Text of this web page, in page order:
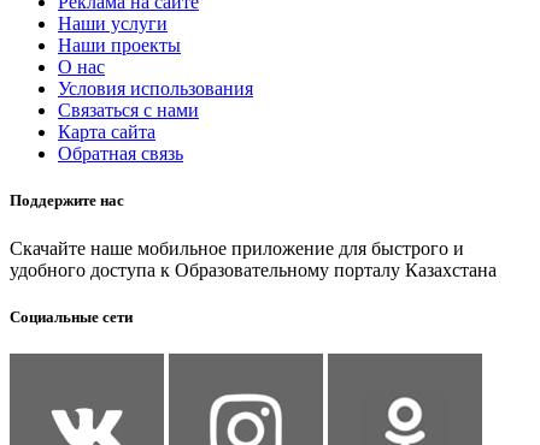
Наши услуги
Наши проекты
О нас
Условия использования
Связаться с нами
Карта сайта
Обратная связь
Поддержите нас
Скачайте наше мобильное приложение для быстрого и
удобного доступа к Образовательному порталу Казахстана
Социальные сети